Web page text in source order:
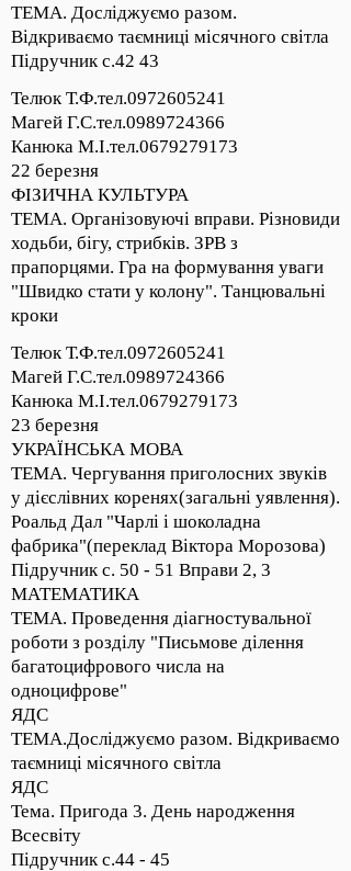
ТЕМА. Досліджуємо разом.
Відкриваємо таємниці місячного світла
Підручник с.42 43
Телюк Т.Ф.тел.0972605241
Магей Г.С.тел.0989724366
Канюка М.І.тел.0679279173
22 березня
ФІЗИЧНА КУЛЬТУРА
ТЕМА. Організовуючі вправи. Різновиди
ходьби, бігу, стрибків. ЗРВ з
прапорцями. Гра на формування уваги
"Швидко стати у колону". Танцювальні
кроки
Телюк Т.Ф.тел.0972605241
Магей Г.С.тел.0989724366
Канюка М.І.тел.0679279173
23 березня
УКРАЇНСЬКА МОВА
ТЕМА. Чергування приголосних звуків
у дієслівних коренях(загальні уявлення).
Роальд Дал "Чарлі і шоколадна
фабрика"(переклад Віктора Морозова)
Підручник с. 50 - 51 Вправи 2, 3
МАТЕМАТИКА
ТЕМА. Проведення діагностувальної
роботи з розділу "Письмове ділення
багатоцифрового числа на
одноцифрове"
ЯДС
ТЕМА.Досліджуємо разом. Відкриваємо
таємниці місячного світла
ЯДС
Тема. Пригода 3. День народження
Всесвіту
Підручник с.44 - 45